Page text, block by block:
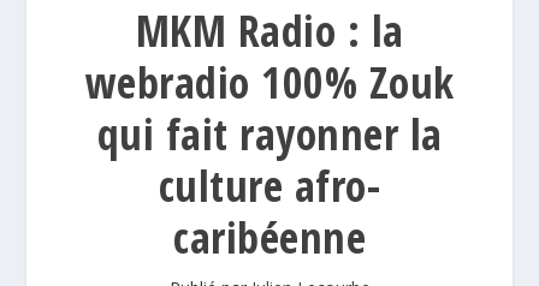
MKM Radio : la
webradio 100% Zouk
qui fait rayonner la
culture afro-
caribéenne